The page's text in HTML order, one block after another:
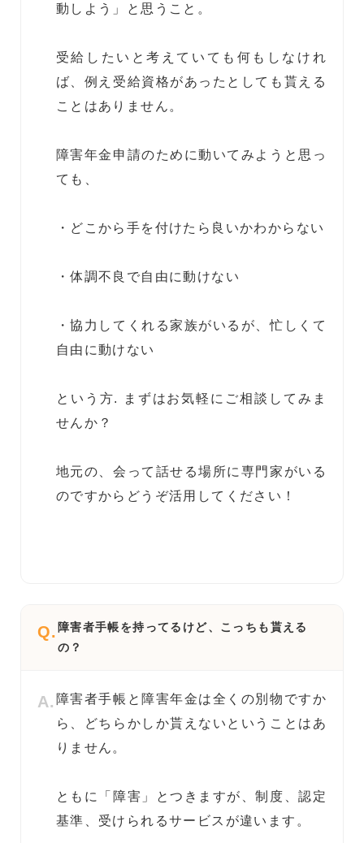
動しよう」と思うこと。
受給したいと考えていても何もしなけれ
ば、例え受給資格があったとしても貰える
ことはありません。
障害年金申請のために動いてみようと思っ
ても、
・どこから手を付けたら良いかわからない
・体調不良で自由に動けない
・協力してくれる家族がいるが、忙しくて
自由に動けない
という方. まずはお気軽にご相談してみま
せんか？
地元の、会って話せる場所に専門家がいる
のですからどうぞ活用してください！
Q. 障害者手帳を持ってるけど、こっちも貰える
の？
A. 障害者手帳と障害年金は全くの別物ですか
ら、どちらかしか貰えないということはあ
りません。
ともに「障害」とつきますが、制度、認定
基準、受けられるサービスが違います。